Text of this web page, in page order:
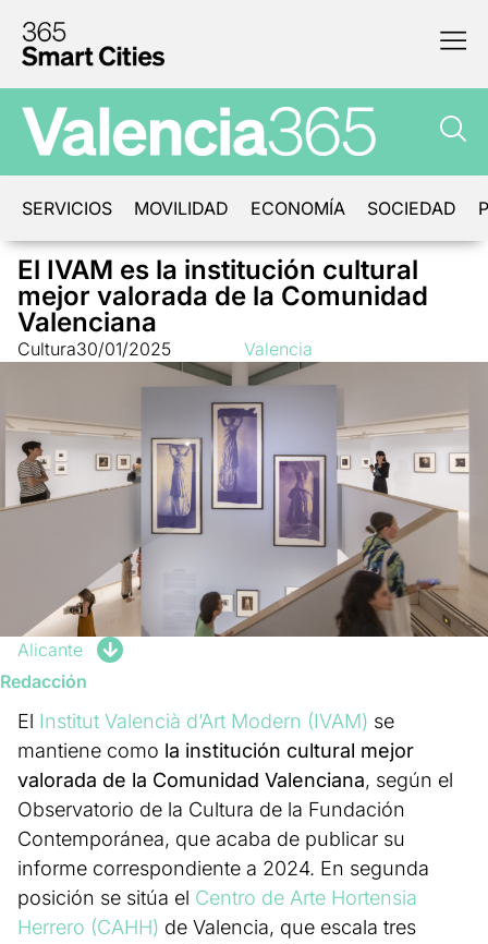
SERVICIOS MOVILIDAD ECONOMÍA SOCIEDAD
El IVAM es la institución cultural
mejor valorada de la Comunidad
Valenciana
Cultura30/01/2025 Valencia
Alicante
Redacción
El Institut Valencià d’Art Modern (IVAM) se
mantiene como la institución cultural mejor
valorada de la Comunidad Valenciana, según el
Observatorio de la Cultura de la Fundación
Contemporánea, que acaba de publicar su
informe correspondiente a 2024. En segunda
posición se sitúa el Centro de Arte Hortensia
Herrero (CAHH) de Valencia, que escala tres